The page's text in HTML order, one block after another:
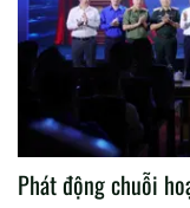
Phát động chuỗi